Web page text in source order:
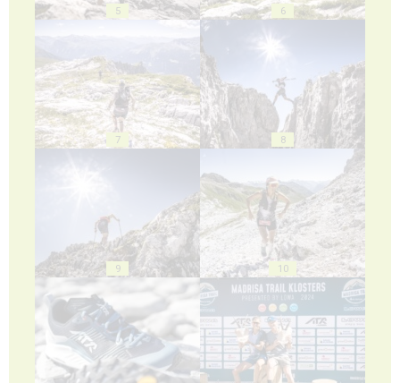
5 6
7 8
9 10